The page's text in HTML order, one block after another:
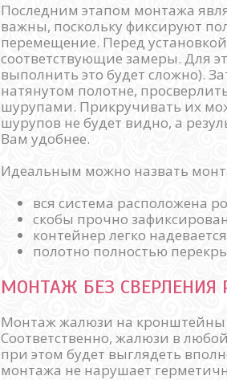
Последним этапом монтажа
важны, поскольку фиксируют
перемещение. Перед
соответствующие замеры. Для
выполнить это будет сложно).
натянутом полотне,
шурупами. Прикручивать их
шурупов не будет видно, а
Вам удобнее.
Идеальным можно назвать
вся система расположена
скобы прочно
контейнер легко
полотно полностью
МОНТАЖ БЕЗ СВЕРЛЕНИЯ
Монтаж жалюзи на кронштейны
Соответственно, жалюзи в
при этом будет выглядеть
монтажа не нарушает